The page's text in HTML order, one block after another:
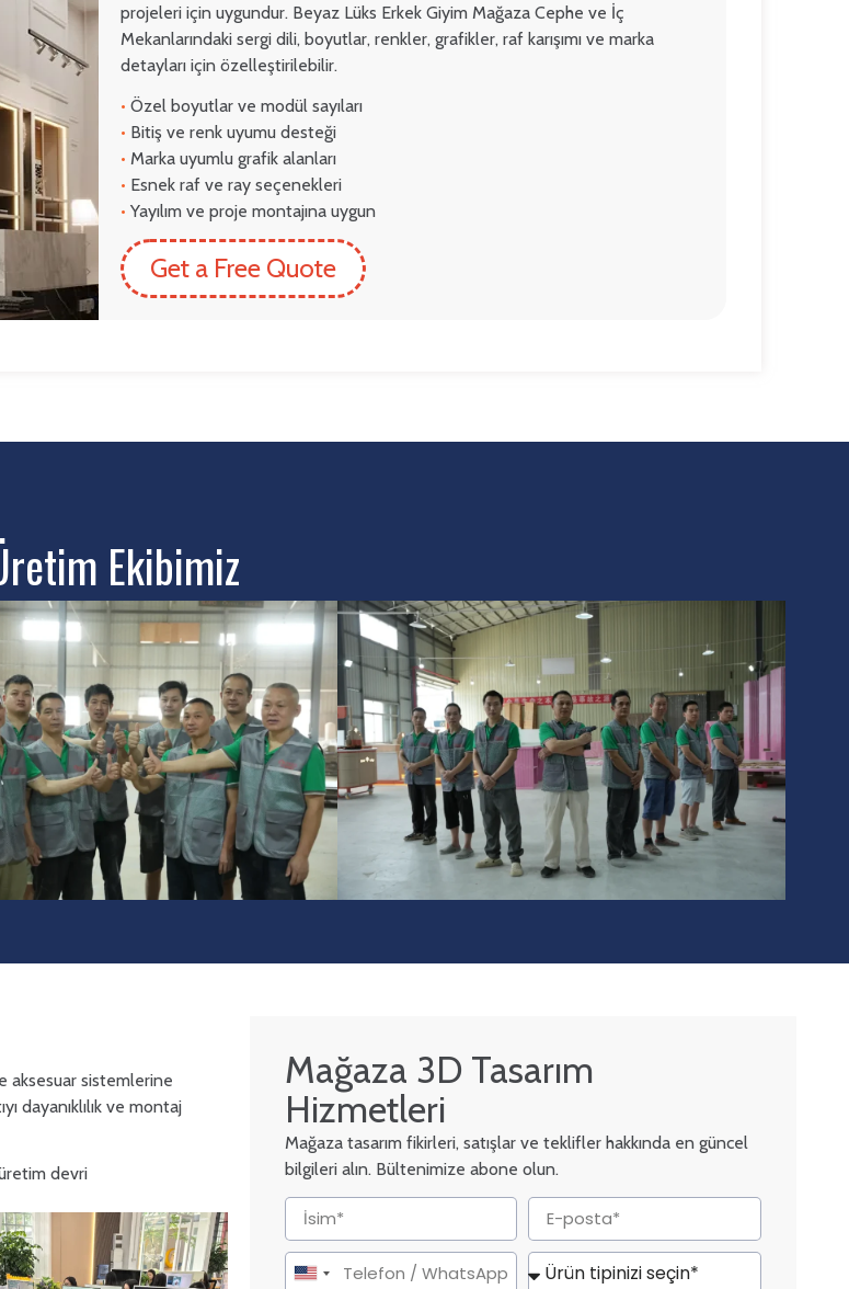
projeleri için uygundur. Beyaz Lüks Erkek Giyim Mağaza Cephe ve İç
Mekanlarındaki sergi dili, boyutlar, renkler, grafikler, raf karışımı ve marka
detayları için özelleştirilebilir.
• Özel boyutlar ve modül sayıları
• Bitiş ve renk uyumu desteği
• Marka uyumlu grafik alanları
• Esnek raf ve ray seçenekleri
• Yayılım ve proje montajına uygun
Get a Free Quote
Ekibimiz
aksesuar sistemlerine
dayanıklılık ve montaj
devri
Mağaza 3D Tasarım
Hizmetleri
Mağaza tasarım fikirleri, satışlar ve teklifler hakkında en güncel
bilgileri alın. Bültenimize abone olun.
United